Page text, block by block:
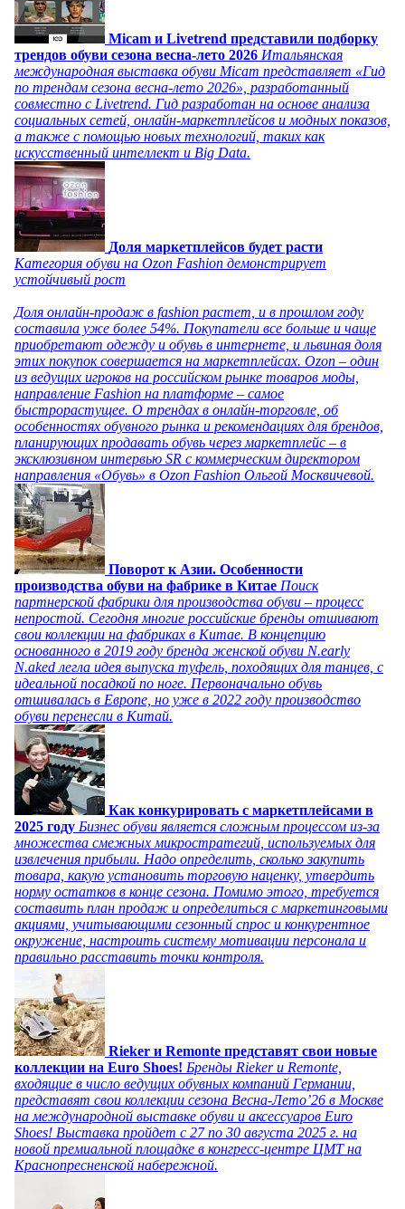
Micam и Livetrend представили подборку
трендов обуви сезона весна-лето 2026 Итальянская
международная выставка обуви Micam представляет «Гид
по трендам сезона весна-лето 2026», разработанный
совместно с Livetrend. Гид разработан на основе анализа
социальных сетей, онлайн-маркетплейсов и модных показов,
а также с помощью новых технологий, таких как
искусственный интеллект и Big Data.
Доля маркетплейсов будет расти
Категория обуви на Ozon Fashion демонстрирует
устойчивый рост
Доля онлайн-продаж в fashion растет, и в прошлом году
составила уже более 54%. Покупатели все больше и чаще
приобретают одежду и обувь в интернете, и львиная доля
этих покупок совершается на маркетплейсах. Ozon – один
из ведущих игроков на российском рынке товаров моды,
направление Fashion на платформе – самое
быстрорастущее. О трендах в онлайн-торговле, об
особенностях обувного рынка и рекомендациях для брендов,
планирующих продавать обувь через маркетплейс – в
эксклюзивном интервью SR с коммерческим директором
направления «Обувь» в Ozon Fashion Ольгой Москвичевой.
Поворот к Азии. Особенности
производства обуви на фабрике в Китае Поиск
партнерской фабрики для производства обуви – процесс
непростой. Сегодня многие российские бренды отшивают
свои коллекции на фабриках в Китае. В концепцию
основанного в 2019 году бренда женской обуви N.early
N.aked легла идея выпуска туфель, походящих для танцев, с
идеальной посадкой по ноге. Первоначально обувь
отшивалась в Европе, но уже в 2022 году производство
обуви перенесли в Китай.
Как конкурировать с маркетплейсами в
2025 году Бизнес обуви является сложным процессом из-за
множества смежных микростратегий, используемых для
извлечения прибыли. Надо определить, сколько закупить
товара, какую установить торговую наценку, утвердить
норму остатков в конце сезона. Помимо этого, требуется
составить план продаж и определиться с маркетинговыми
акциями, учитывающими сезонный спрос и конкурентное
окружение, настроить систему мотивации персонала и
правильно расставить точки контроля.
Rieker и Remonte представят свои новые
коллекции на Euro Shoes! Бренды Rieker и Remonte,
входящие в число ведущих обувных компаний Германии,
представят свои коллекции сезона Весна-Лето’26 в Москве
на международной выставке обуви и аксессуаров Euro
Shoes! Выставка пройдет c 27 по 30 августа 2025 г. на
новой премиальной площадке в конгресс-центре ЦМТ на
Краснопресненской набережной.